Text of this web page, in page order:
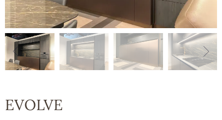
EVOLVE